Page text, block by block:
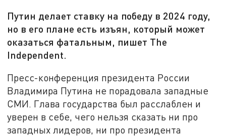
Путин делает ставку на победу в 2024 году,
но в его плане есть изъян, который может
оказаться фатальным, пишет The
Independent.
Пресс-конференция президента России
Владимира Путина не порадовала западные
СМИ. Глава государства был расслаблен и
уверен в себе, чего нельзя сказать ни про
западных лидеров, ни про президента